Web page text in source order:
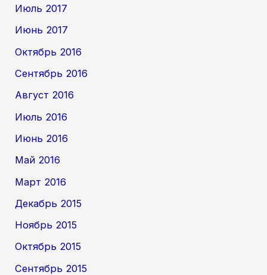
Июль 2017
Июнь 2017
Октябрь 2016
Сентябрь 2016
Август 2016
Июль 2016
Июнь 2016
Май 2016
Март 2016
Декабрь 2015
Ноябрь 2015
Октябрь 2015
Сентябрь 2015